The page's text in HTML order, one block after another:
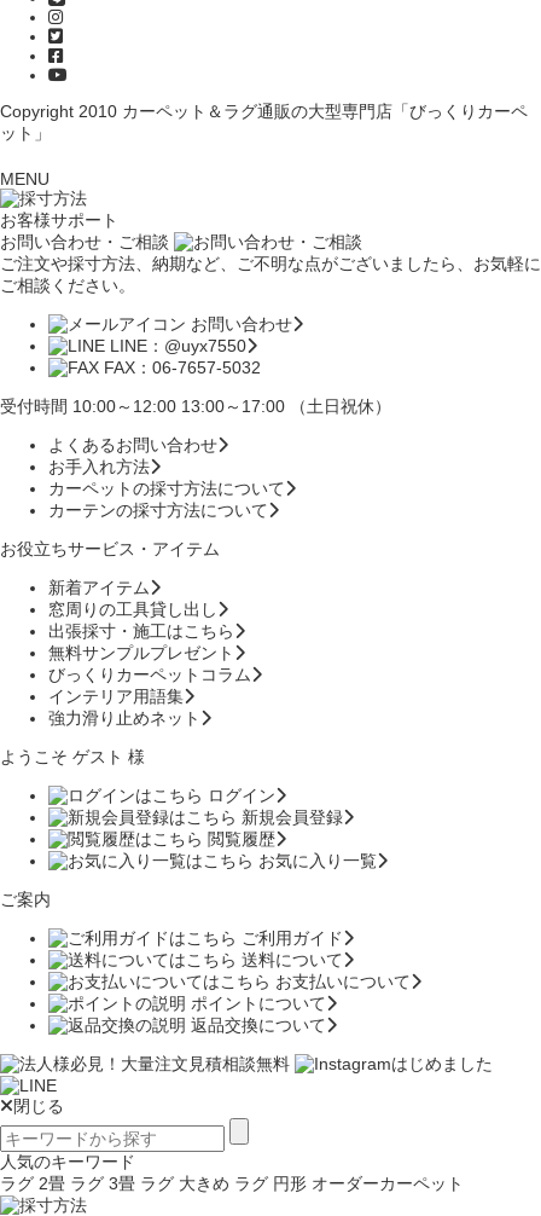
Copyright 2010 カーペット＆ラグ通販の大型専門店「びっくりカーペ
ット」
MENU
お客様サポート
お問い合わせ・ご相談
ご注文や採寸方法、納期など、ご不明な点がございましたら、お気軽に
ご相談ください。
お問い合わせ
LINE：@uyx7550
FAX：06-7657-5032
受付時間 10:00～12:00 13:00～17:00 （土日祝休）
よくあるお問い合わせ
お手入れ方法
カーペットの採寸方法について
カーテンの採寸方法について
お役立ちサービス・アイテム
新着アイテム
窓周りの工具貸し出し
出張採寸・施工はこちら
無料サンプルプレゼント
びっくりカーペットコラム
インテリア用語集
強力滑り止めネット
ようこそ ゲスト 様
ログイン
新規会員登録
閲覧履歴
お気に入り一覧
ご案内
ご利用ガイド
送料について
お支払いについて
ポイントについて
返品交換について
閉じる
人気のキーワード
ラグ 2畳 ラグ 3畳 ラグ 大きめ ラグ 円形 オーダーカーペット